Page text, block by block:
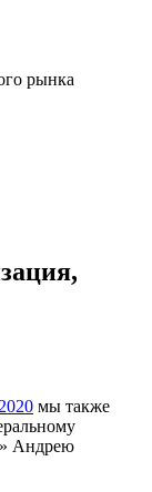
рынка
мы также
Андрею